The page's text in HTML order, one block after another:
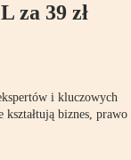
za 39 zł
i kluczowych
biznes, prawo